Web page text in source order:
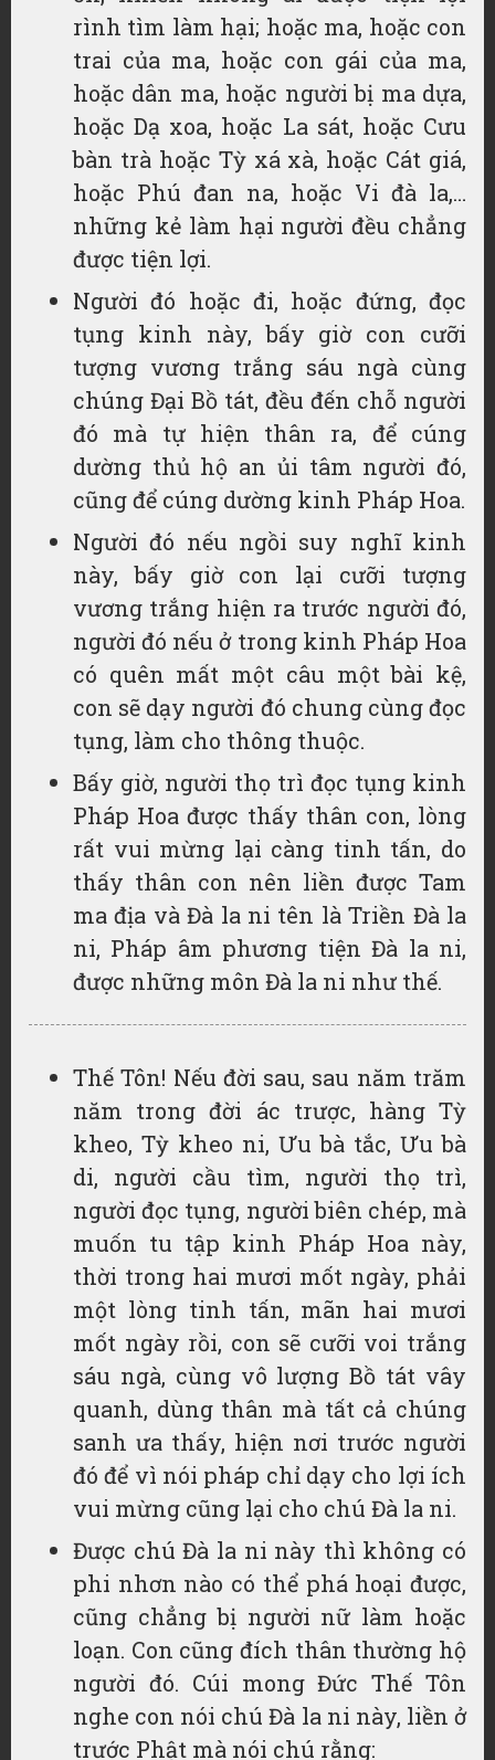
rình tìm làm hại; hoặc ma, hoặc con
trai của ma, hoặc con gái của ma,
hoặc dân ma, hoặc người bị ma dựa,
hoặc Dạ xoa, hoặc La sát, hoặc Cưu
bàn trà hoặc Tỳ xá xà, hoặc Cát giá,
hoặc Phú đan na, hoặc Vi đà la,…
những kẻ làm hại người đều chẳng
được tiện lợi.
Người đó hoặc đi, hoặc đứng, đọc
tụng kinh này, bấy giờ con cưỡi
tượng vương trắng sáu ngà cùng
chúng Đại Bồ tát, đều đến chỗ người
đó mà tự hiện thân ra, để cúng
dường thủ hộ an ủi tâm người đó,
cũng để cúng dường kinh Pháp Hoa.
Người đó nếu ngồi suy nghĩ kinh
này, bấy giờ con lại cưỡi tượng
vương trắng hiện ra trước người đó,
người đó nếu ở trong kinh Pháp Hoa
có quên mất một câu một bài kệ,
con sẽ dạy người đó chung cùng đọc
tụng, làm cho thông thuộc.
Bấy giờ, người thọ trì đọc tụng kinh
Pháp Hoa được thấy thân con, lòng
rất vui mừng lại càng tinh tấn, do
thấy thân con nên liền được Tam
ma địa và Đà la ni tên là Triền Đà la
ni, Pháp âm phương tiện Đà la ni,
được những môn Đà la ni như thế.
Thế Tôn! Nếu đời sau, sau năm trăm
năm trong đời ác trược, hàng Tỳ
kheo, Tỳ kheo ni, Ưu bà tắc, Ưu bà
di, người cầu tìm, người thọ trì,
người đọc tụng, người biên chép, mà
muốn tu tập kinh Pháp Hoa này,
thời trong hai mươi mốt ngày, phải
một lòng tinh tấn, mãn hai mươi
mốt ngày rồi, con sẽ cưỡi voi trắng
sáu ngà, cùng vô lượng Bồ tát vây
quanh, dùng thân mà tất cả chúng
sanh ưa thấy, hiện nơi trước người
đó để vì nói pháp chỉ dạy cho lợi ích
vui mừng cũng lại cho chú Đà la ni.
Được chú Đà la ni này thì không có
phi nhơn nào có thể phá hoại được,
cũng chẳng bị người nữ làm hoặc
loạn. Con cũng đích thân thường hộ
người đó. Cúi mong Đức Thế Tôn
nghe con nói chú Đà la ni này, liền ở
trước Phật mà nói chú rằng: